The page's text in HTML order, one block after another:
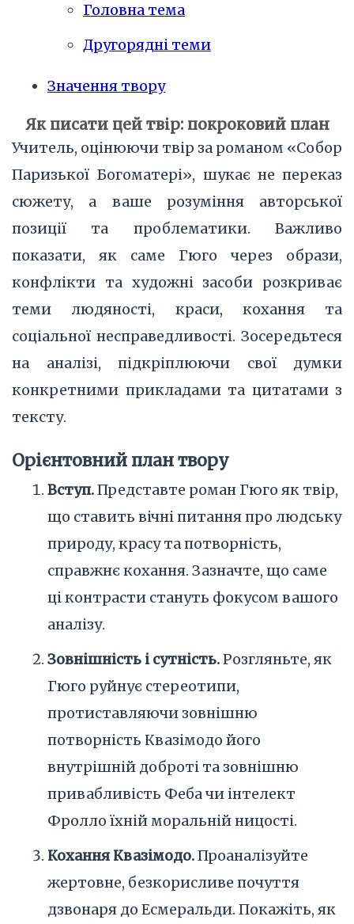
Головна тема
Другорядні теми
Значення твору
Як писати цей твір: покроковий план
Учитель, оцінюючи твір за романом «Собор
Паризької Богоматері», шукає не переказ
сюжету, а ваше розуміння авторської
позиції та проблематики. Важливо
показати, як саме Гюго через образи,
конфлікти та художні засоби розкриває
теми людяності, краси, кохання та
соціальної несправедливості. Зосередьтеся
на аналізі, підкріплюючи свої думки
конкретними прикладами та цитатами з
тексту.
Орієнтовний план твору
Вступ.Представте роман Гюго як твір,
що ставить вічні питання про людську
природу, красу та потворність,
справжнє кохання. Зазначте, що саме
ці контрасти стануть фокусом вашого
аналізу.
Зовнішність і сутність.Розгляньте, як
Гюго руйнує стереотипи,
протиставляючи зовнішню
потворність Квазімодо його
внутрішній доброті та зовнішню
привабливість Феба чи інтелект
Фролло їхній моральній ницості.
Кохання Квазімодо.Проаналізуйте
жертовне, безкорисливе почуття
дзвонаря до Есмеральди. Покажіть, як